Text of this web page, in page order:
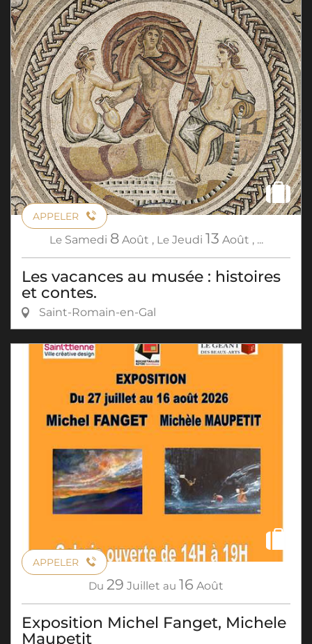
APPELER
Le Samedi 8 Août , Le Jeudi 13 Août , ...
Les vacances au musée : histoires
et contes.
Saint-Romain-en-Gal
APPELER
Du 29 Juillet au 16 Août
Exposition Michel Fanget, Michele
Maupetit